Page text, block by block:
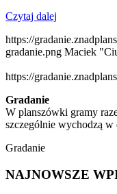
Czytaj dalej
https://
gradanie.png Maciek
https://
Gradanie
W planszówki gramy
szczególnie wychodzą w
Gradanie
NAJNOWSZE